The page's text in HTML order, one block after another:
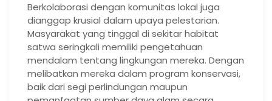
Berkolaborasi dengan komunitas lokal juga
dianggap krusial dalam upaya pelestarian.
Masyarakat yang tinggal di sekitar habitat
satwa seringkali memiliki pengetahuan
mendalam tentang lingkungan mereka. Dengan
melibatkan mereka dalam program konservasi,
baik dari segi perlindungan maupun